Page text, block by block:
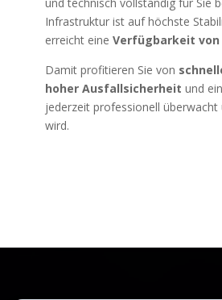
Infrastruktur ist auf höchste
erreicht eine Verfügbarkeit von
Damit profitieren Sie von
hoher Ausfallsicherheit und
jederzeit professionell
wird.